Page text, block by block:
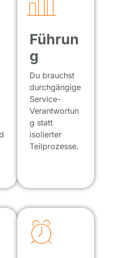
Führun
g
Du brauchst
durchgängige
Service-
Verantwortun
g statt
isolierter
Teilprozesse.